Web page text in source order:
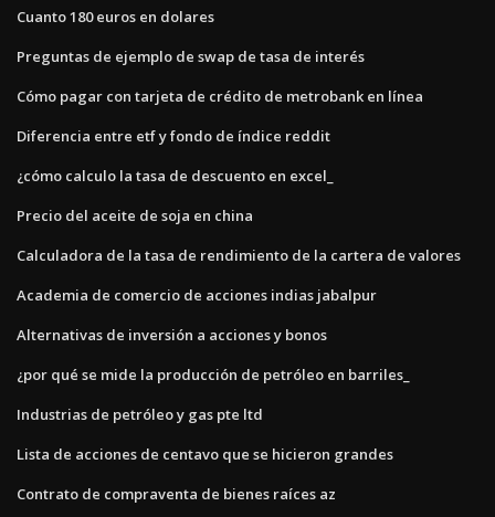
Cuanto 180 euros en dolares
Preguntas de ejemplo de swap de tasa de interés
Cómo pagar con tarjeta de crédito de metrobank en línea
Diferencia entre etf y fondo de índice reddit
¿cómo calculo la tasa de descuento en excel_
Precio del aceite de soja en china
Calculadora de la tasa de rendimiento de la cartera de valores
Academia de comercio de acciones indias jabalpur
Alternativas de inversión a acciones y bonos
¿por qué se mide la producción de petróleo en barriles_
Industrias de petróleo y gas pte ltd
Lista de acciones de centavo que se hicieron grandes
Contrato de compraventa de bienes raíces az